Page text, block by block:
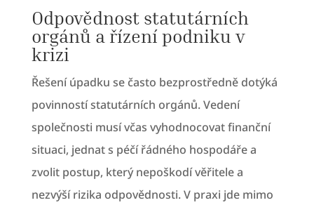
Odpovědnost statutárních
orgánů a řízení podniku v
krizi
Řešení úpadku se často bezprostředně dotýká
povinností statutárních orgánů. Vedení
společnosti musí včas vyhodnocovat finanční
situaci, jednat s péčí řádného hospodáře a
zvolit postup, který nepoškodí věřitele a
nezvýší rizika odpovědnosti. V praxi jde mimo